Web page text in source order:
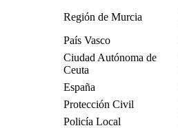
Región de Murcia
País Vasco
Ciudad Autónoma de
Ceuta
España
Protección Civil
Policía Local